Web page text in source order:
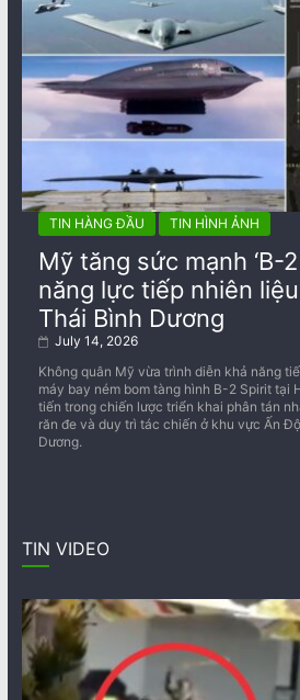
TIN HÀNG ĐẦU TIN HÌNH ẢNH
Mỹ tăng sức mạnh ‘B-
năng lực tiếp nhiên
Thái Bình Dương
July 14, 2026
Không quân Mỹ vừa trình diễn khả năng
máy bay ném bom tàng hình B-2 Spirit tại
tiến trong chiến lược triển khai phân tán
răn đe và duy trì tác chiến ở khu vực Ấn
Dương.
TIN VIDEO